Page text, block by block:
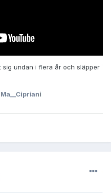
sig undan i flera år och släpper